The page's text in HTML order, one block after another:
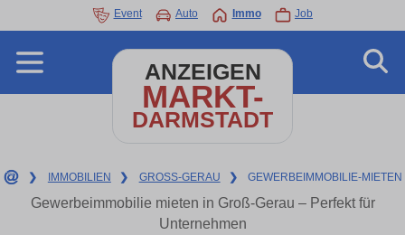
Event Auto Immo Job
ANZEIGEN
MARKT-
DARMSTADT
❯ IMMOBILIEN ❯ GROSS-GERAU ❯ GEWERBEIMMOBILIE-MIETEN
Gewerbeimmobilie mieten in Groß-Gerau – Perfekt für
Unternehmen